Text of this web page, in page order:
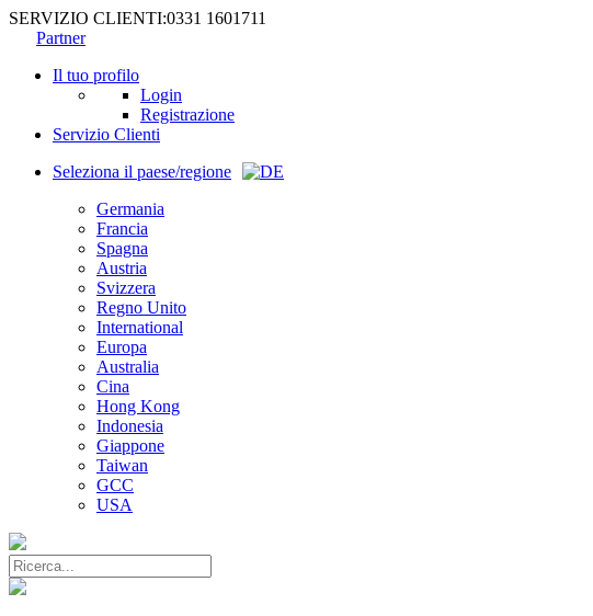
SERVIZIO CLIENTI:0331 1601711
Partner
Il tuo profilo
Login
Registrazione
Servizio Clienti
Seleziona il paese/regione
Germania
Francia
Spagna
Austria
Svizzera
Regno Unito
International
Europa
Australia
Cina
Hong Kong
Indonesia
Giappone
Taiwan
GCC
USA